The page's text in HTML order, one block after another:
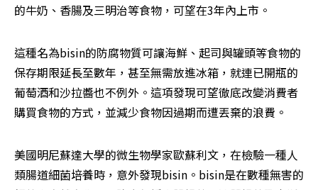
的牛奶、香腸及三明治等食物，可望在3年內上市。
這種名為bisin的防腐物質可讓海鮮、起司與罐頭等食物的
保存期限延長至數年，甚至無需放進冰箱，就連已開瓶的
葡萄酒和沙拉醬也不例外。這項發現可望徹底改變消費者
購買食物的方式，並減少食物因過期而遭丟棄的浪費。
美國明尼蘇達大學的微生物學家歐蘇利文，在檢驗一種人
類腸道細菌培養時，意外發現bisin。bisin是在數種無害的